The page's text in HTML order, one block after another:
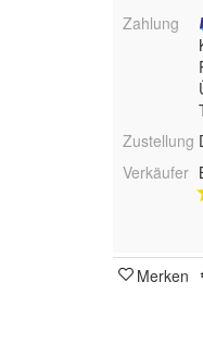
Zahlung
Zustellung
Verkäufer
Merken